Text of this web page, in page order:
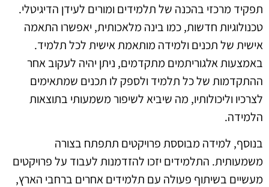
תפקיד מרכזי בהכנה של תלמידים ומורים לעידן הדיגיטלי.
טכנולוגיות חדשות, כמו בינה מלאכותית, יאפשרו התאמה
אישית של תכנים ולמידה מותאמת אישית לכל תלמיד.
באמצעות אלגוריתמים מתקדמים, ניתן יהיה לעקוב אחר
ההתקדמות של כל תלמיד ולספק לו תכנים שמתאימים
לצרכיו וליכולותיו, מה שיביא לשיפור משמעותי בתוצאות
הלמידה.
בנוסף, למידה מבוססת פרויקטים תתפתח בצורה
משמעותית. התלמידים יזכו להזדמנות לעבוד על פרויקטים
מעשיים בשיתוף פעולה עם תלמידים אחרים ברחבי הארץ,